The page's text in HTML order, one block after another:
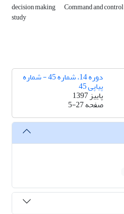
decision making Command and control
study
دوره 14، شماره 45 - شماره
پیاپی 45
پاییز 1397
صفحه5-27